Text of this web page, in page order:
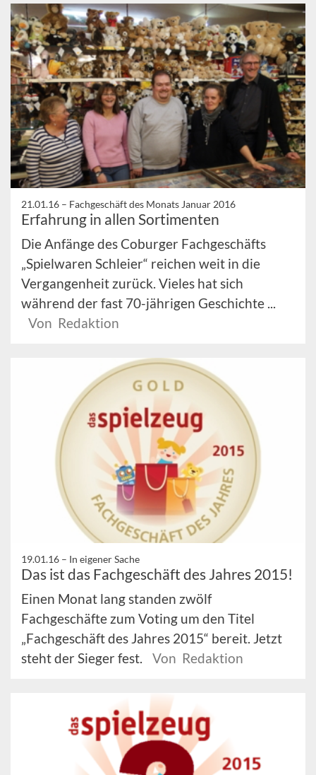
21.01.16 – Fachgeschäft des Monats Januar 2016
Erfahrung in allen Sortimenten
Die Anfänge des Coburger Fachgeschäfts
„Spielwaren Schleier“ reichen weit in die
Vergangenheit zurück. Vieles hat sich
während der fast 70-jährigen Geschichte ...
Von Redaktion
19.01.16 – In eigener Sache
Das ist das Fachgeschäft des Jahres 2015!
Einen Monat lang standen zwölf
Fachgeschäfte zum Voting um den Titel
„Fachgeschäft des Jahres 2015“ bereit. Jetzt
steht der Sieger fest.
Von Redaktion